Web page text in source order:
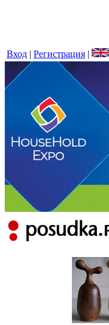
Вход | Регистрация |